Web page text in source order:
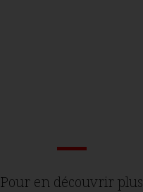
Pour en découvrir plus